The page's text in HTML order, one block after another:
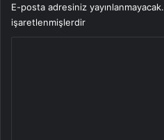
E-posta adresiniz yayınlanmayacak.
işaretlenmişlerdir